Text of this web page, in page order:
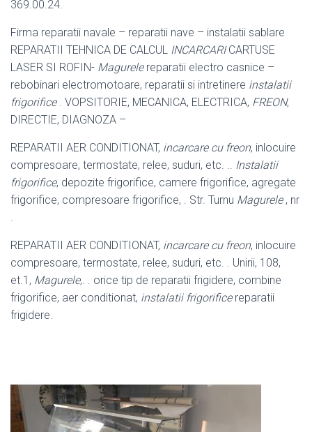
369.00.24.
Firma reparatii navale – reparatii nave – instalatii sablare
REPARATII TEHNICA DE CALCUL INCARCARICARTUSE
LASER SI ROFIN- Magurelereparatii electro casnice –
rebobinari electromotoare, reparatii si intretinere instalatii
frigorifice. VOPSITORIE, MECANICA, ELECTRICA, FREON,
DIRECTIE, DIAGNOZA –
REPARATII AER CONDITIONAT, incarcare cu freon, inlocuire
compresoare, termostate, relee, suduri, etc. .. Instalatii
frigorifice, depozite frigorifice, camere frigorifice, agregate
frigorifice, compresoare frigorifice, . Str. Turnu Magurele, nr
.
REPARATII AER CONDITIONAT, incarcare cu freon, inlocuire
compresoare, termostate, relee, suduri, etc. . Unirii, 108,
et.1, Magurele,. . orice tip de reparatii frigidere, combine
frigorifice, aer conditionat, instalatii frigorificereparatii
frigidere.